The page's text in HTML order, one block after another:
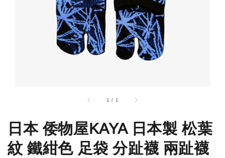
1 / 1
日本 倭物屋KAYA 日本製 松葉
紋 鐵紺色 足袋 分趾襪 兩趾襪